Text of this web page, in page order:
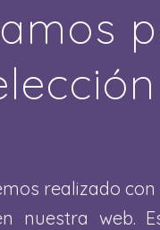
realizado
nuestra web.